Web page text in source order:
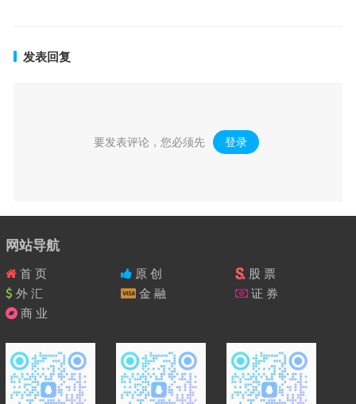
发表回复
要发表评论，您必须先 登录 。
网站导航
首 页 原 创
股 票
外 汇
金 融
证 券
商 业